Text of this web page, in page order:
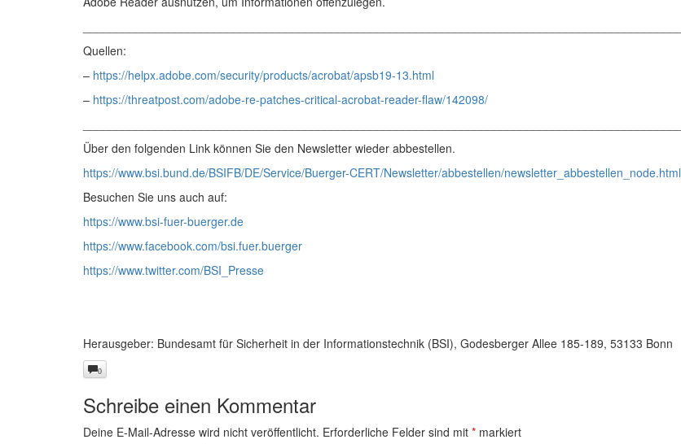
Quellen:
– https://helpx.adobe.com/security/products/acrobat/apsb19-13.html
– https://threatpost.com/adobe-re-patches-critical-acrobat-reader-flaw/142098/
Über den folgenden Link können Sie den Newsletter wieder abbestellen.
https://www.bsi.bund.de/BSIFB/DE/Service/Buerger-CERT/Newsletter/abbestellen/newsletter_abbestellen_node.html
Besuchen Sie uns auch auf:
https://www.bsi-fuer-buerger.de
https://www.facebook.com/bsi.fuer.buerger
https://www.twitter.com/BSI_Presse
Herausgeber: Bundesamt für Sicherheit in der Informationstechnik (BSI), Godesberger Allee 185-189, 53133 Bonn
0
Schreibe einen Kommentar
Deine E-Mail-Adresse wird nicht veröffentlicht. Erforderliche Felder sind mit * markiert